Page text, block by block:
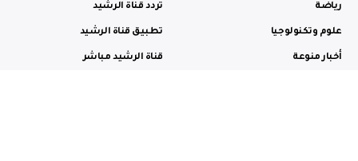
رياضة
علوم وتكنولوجيا
أخبار منوعة
تردد قناة الرشيد
تطبيق قناة الرشيد
قناة الرشيد مباشر